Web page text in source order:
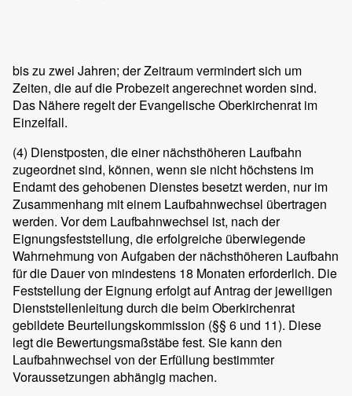
bis zu zwei Jahren; der Zeitraum vermindert sich um
Zeiten, die auf die Probezeit angerechnet worden sind.
Das Nähere regelt der Evangelische Oberkirchenrat im
Einzelfall.
(4) Dienstposten, die einer nächsthöheren Laufbahn
zugeordnet sind, können, wenn sie nicht höchstens im
Endamt des gehobenen Dienstes besetzt werden, nur im
Zusammenhang mit einem Laufbahnwechsel übertragen
werden. Vor dem Laufbahnwechsel ist, nach der
Eignungsfeststellung, die erfolgreiche überwiegende
Wahrnehmung von Aufgaben der nächsthöheren Laufbahn
für die Dauer von mindestens 18 Monaten erforderlich. Die
Feststellung der Eignung erfolgt auf Antrag der jeweiligen
Dienststellenleitung durch die beim Oberkirchenrat
gebildete Beurteilungskommission (§§ 6 und 11). Diese
legt die Bewertungsmaßstäbe fest. Sie kann den
Laufbahnwechsel von der Erfüllung bestimmter
Voraussetzungen abhängig machen.